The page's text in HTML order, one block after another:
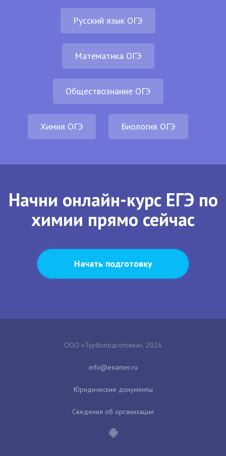
Русский язык ОГЭ
Математика ОГЭ
Обществознание ОГЭ
Химия ОГЭ Биология ОГЭ
Начни онлайн-курс ЕГЭ по
химии прямо сейчас
Начать подготовку
ООО «Турбоподготовка», 2026
Юридические документы
Сведения об организации